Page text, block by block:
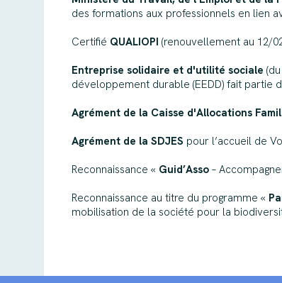
des formations aux professionnels en lien
Certifié QUALIOPI (renouvellement au 12/
Entreprise solidaire et d'utilité sociale
développement durable (EEDD) fait partie
Agrément de la Caisse d'Allocations
Agrément de la SDJES pour l’accueil de
Reconnaissance « Guid’Asso –
Reconnaissance au titre du programme «
mobilisation de la société pour la